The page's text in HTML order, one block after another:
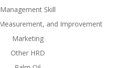
Management Skill
and Improvement
Marketing
Other HRD